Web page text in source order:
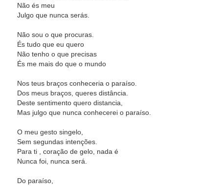
Não és meu
Julgo que nunca serás.
Não sou o que procuras.
És tudo que eu quero
Não tenho o que precisas
És me mais do que o mundo
Nos teus braços conheceria o paraíso.
Dos meus braços, queres distância.
Deste sentimento quero distancia,
Mas julgo que nunca conhecerei o paraíso.
O meu gesto singelo,
Sem segundas intenções.
Para ti , coração de gelo, nada é
Nunca foi, nunca será.
Do paraíso,